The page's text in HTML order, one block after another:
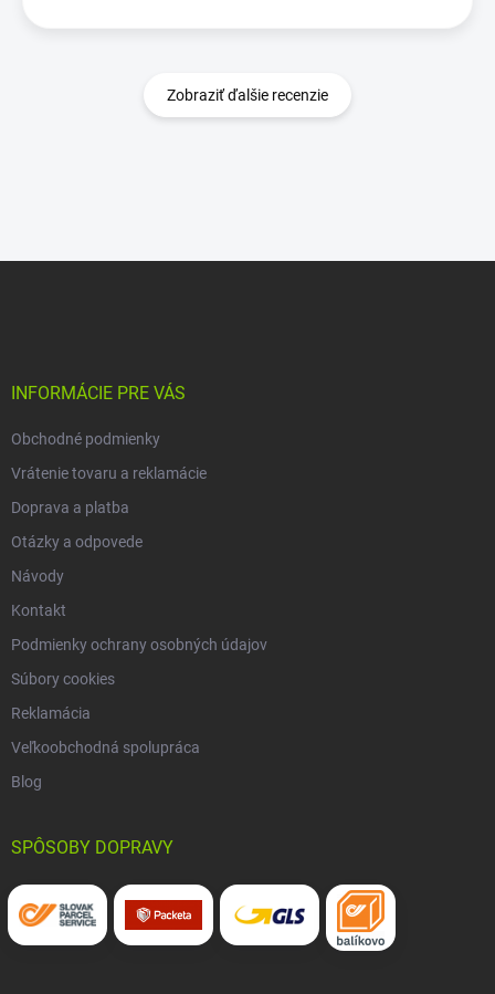
Zobraziť ďalšie recenzie
INFORMÁCIE PRE VÁS
Obchodné podmienky
Vrátenie tovaru a reklamácie
Doprava a platba
Otázky a odpovede
Návody
Kontakt
Podmienky ochrany osobných údajov
Súbory cookies
Reklamácia
Veľkoobchodná spolupráca
Blog
SPÔSOBY DOPRAVY